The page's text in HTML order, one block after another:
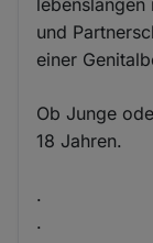
und
einer
Ob Junge
18 Jahren.
.
.